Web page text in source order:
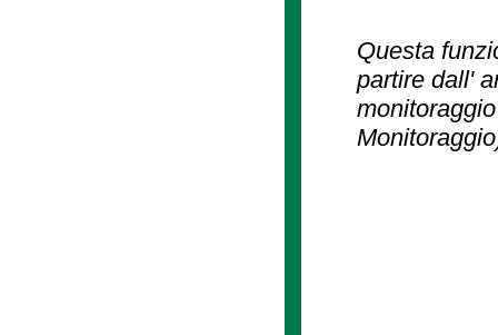
Questa
partire dall'